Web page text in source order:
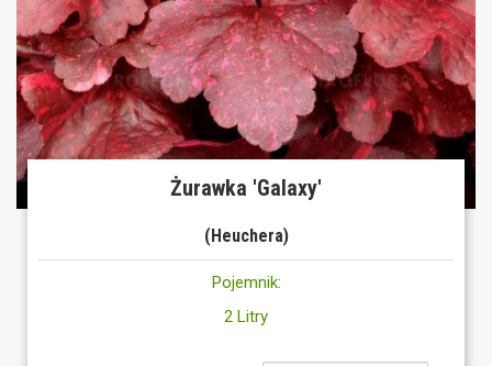
Żurawka 'Galaxy'
(Heuchera)
Pojemnik:
2 Litry